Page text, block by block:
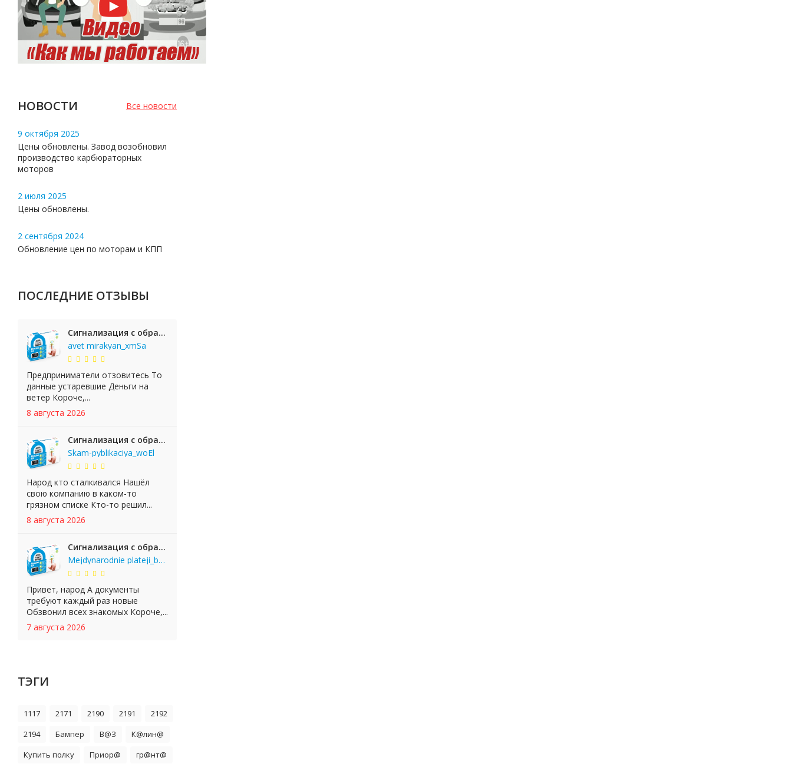
Все новости
НОВОСТИ
9 октября 2025
Цены обновлены. Завод возобновил
производство карбюраторных
моторов
2 июля 2025
Цены обновлены.
2 сентября 2024
Обновление цен по моторам и КПП
ПОСЛЕДНИЕ ОТЗЫВЫ
Сигнализация с обратной связью StarLine E65 BT 2CAN+LIN
avet mirakyan_xmSa
Предприниматели отзовитесь То
данные устаревшие Деньги на
ветер Короче,...
8 августа 2026
Сигнализация с обратной связью StarLine E65 BT 2CAN+LIN
Skam-pyblikaciya_woEl
Народ кто сталкивался Нашёл
свою компанию в каком-то
грязном списке Кто-то решил...
8 августа 2026
Сигнализация с обратной связью StarLine E65 BT 2CAN+LIN
Mejdynarodnie plateji_bgKi
Привет, народ А документы
требуют каждый раз новые
Обзвонил всех знакомых Короче,...
7 августа 2026
ТЭГИ
1117 2171 2190 2191
2192
2194
Бампер В@З
К@лин@
Купить полку
Приор@ гр@нт@